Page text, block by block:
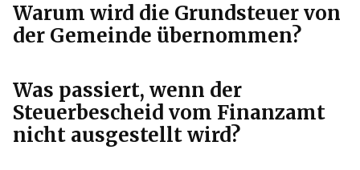
Warum wird die Grundsteuer von
der Gemeinde übernommen?
Was passiert, wenn der
Steuerbescheid vom Finanzamt
nicht ausgestellt wird?